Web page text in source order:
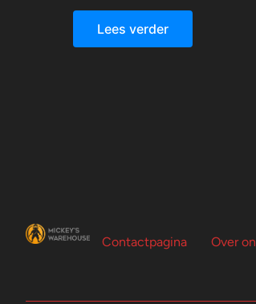
Lees verder
Contactpagina Over